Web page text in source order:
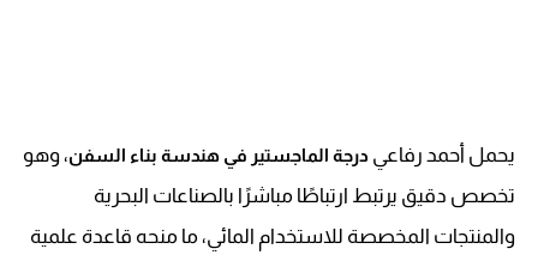
يحمل أحمد رفاعي درجة الماجستير في هندسة بناء السفن، وهو
تخصص دقيق يرتبط ارتباطًا مباشرًا بالصناعات البحرية
والمنتجات المخصصة للاستخدام المائي، ما منحه قاعدة علمية